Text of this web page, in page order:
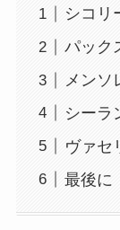
シコリ
パック
メンソ
シーラ
ヴァセ
最後に